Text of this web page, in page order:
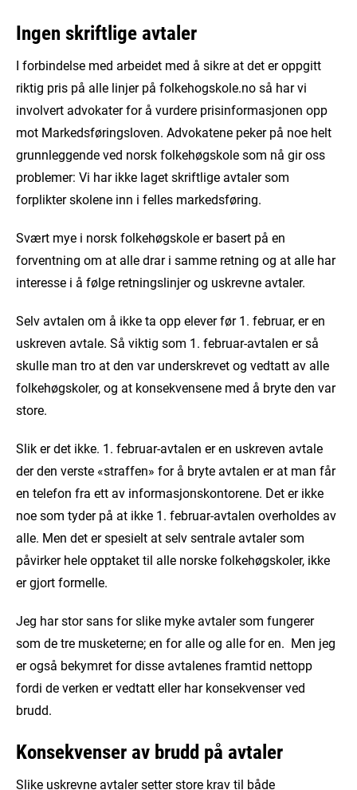
Ingen skriftlige avtaler
I forbindelse med arbeidet med å sikre at det er oppgitt
riktig pris på alle linjer på folkehogskole.no så har vi
involvert advokater for å vurdere prisinformasjonen opp
mot Markedsføringsloven. Advokatene peker på noe helt
grunnleggende ved norsk folkehøgskole som nå gir oss
problemer: Vi har ikke laget skriftlige avtaler som
forplikter skolene inn i felles markedsføring.
Svært mye i norsk folkehøgskole er basert på en
forventning om at alle drar i samme retning og at alle har
interesse i å følge retningslinjer og uskrevne avtaler.
Selv avtalen om å ikke ta opp elever før 1. februar, er en
uskreven avtale. Så viktig som 1. februar-avtalen er så
skulle man tro at den var underskrevet og vedtatt av alle
folkehøgskoler, og at konsekvensene med å bryte den var
store.
Slik er det ikke. 1. februar-avtalen er en uskreven avtale
der den verste «straffen» for å bryte avtalen er at man får
en telefon fra ett av informasjonskontorene. Det er ikke
noe som tyder på at ikke 1. februar-avtalen overholdes av
alle. Men det er spesielt at selv sentrale avtaler som
påvirker hele opptaket til alle norske folkehøgskoler, ikke
er gjort formelle.
Jeg har stor sans for slike myke avtaler som fungerer
som de tre musketerne; en for alle og alle for en. Men jeg
er også bekymret for disse avtalenes framtid nettopp
fordi de verken er vedtatt eller har konsekvenser ved
brudd.
Konsekvenser av brudd på avtaler
Slike uskrevne avtaler setter store krav til både